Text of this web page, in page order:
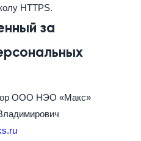
HTTPS.
за
ООО НЭО «Макс»